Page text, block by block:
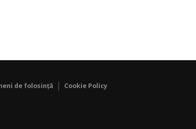
de folosință Cookie Policy